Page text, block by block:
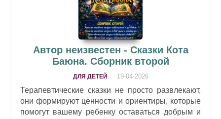
Автор неизвестен - Сказки Кота
Баюна. Сборник второй
ДЛЯ ДЕТЕЙ 19-04-2026
Терапевтические сказки не просто развлекают,
они формируют ценности и ориентиры, которые
помогут вашему ребенку оставаться добрым и